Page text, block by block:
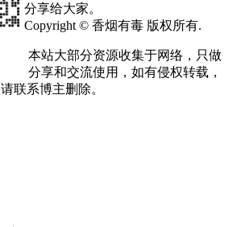
分享给大家。
Copyright © 香烟有毒 版权所有.
本站大部分资源收集于网络，只做
分享和交流使用，如有侵权转载，
请联系博主删除。